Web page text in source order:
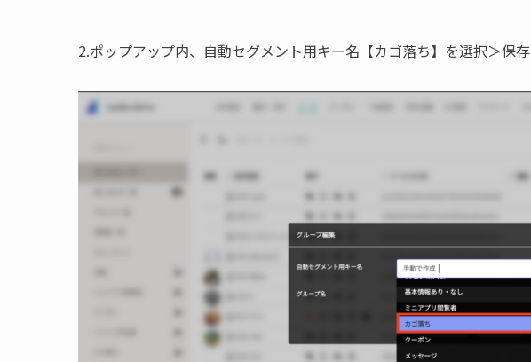
2.ポップアップ内、自動セグメント用キー名【カゴ落ち】を選択＞保存